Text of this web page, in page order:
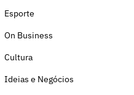
Esporte
On Business
Cultura
Ideias e Negócios